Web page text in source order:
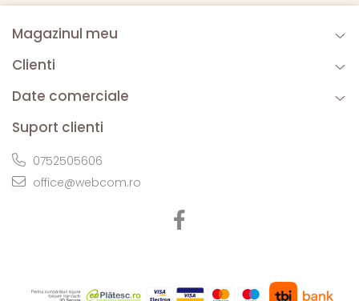
Magazinul meu
Clienti
Date comerciale
Suport clienti
0752505606
office@webcom.ro